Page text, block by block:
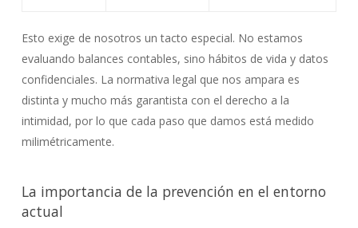
Esto exige de nosotros un tacto especial. No estamos
evaluando balances contables, sino hábitos de vida y datos
confidenciales. La normativa legal que nos ampara es
distinta y mucho más garantista con el derecho a la
intimidad, por lo que cada paso que damos está medido
milimétricamente.
La importancia de la prevención en el entorno
actual